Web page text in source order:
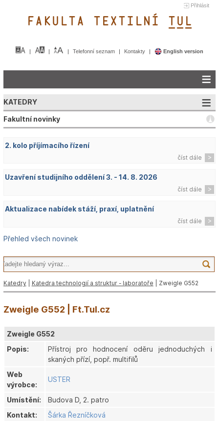
Přihlásit
FAKULTA TEXTILNÍ TUL&
Telefonní seznam Kontakty English version
KATEDRY
Fakultní novinky
2. kolo příjímacího řízení
číst dále
Uzavření studijního oddělení 3. - 14. 8. 2026
číst dále
Aktualizace nabídek stáží, praxí, uplatnění
číst dále
Přehled všech novinek
Katedry Katedra technologií a struktur - laboratoře | Zweigle G552
Zweigle G552 | Ft.Tul.cz
Zweigle G552
Popis:
Přístroj pro hodnocení oděru jednoduchých i
skaných přízí, popř. multifilů
Web
výrobce:
USTER
Umístění:
Budova D, 2. patro
Kontakt:
Šárka Řezníčková